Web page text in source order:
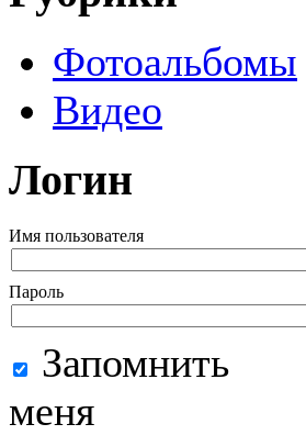
Фотоальбомы
Видео
Логин
Имя пользователя
Пароль
Запомнить
меня